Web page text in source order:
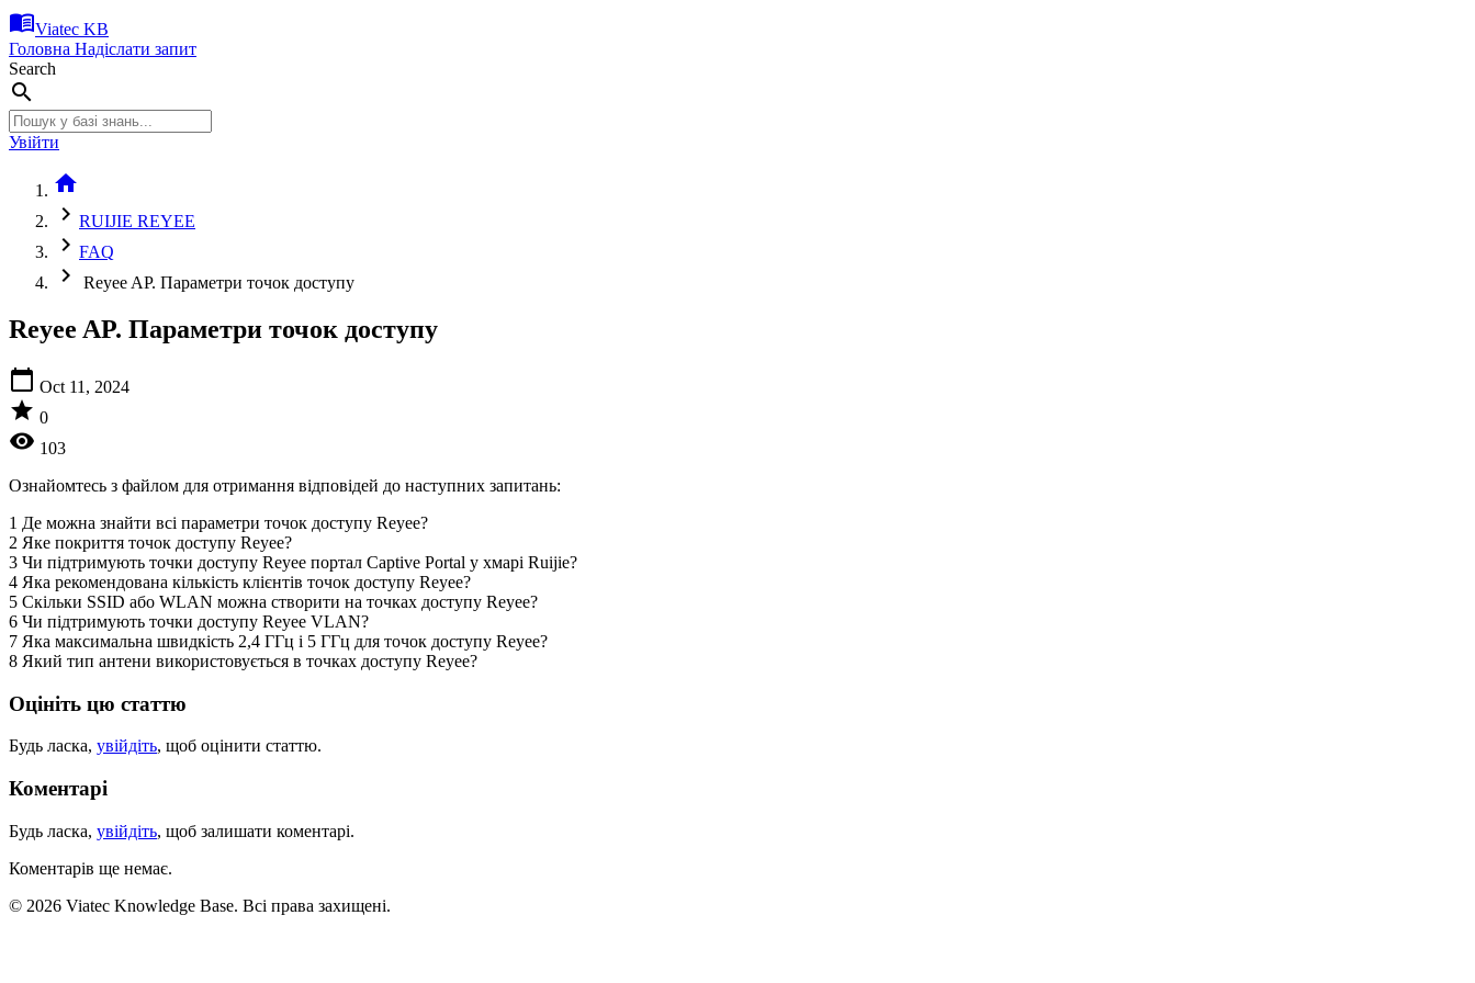
menu_bookViatec KB
Головна Надіслати запит
Search
search
Увійти
home
chevron_right RUIJIE REYEE
chevron_right FAQ
chevron_right Reyee AP. Параметри точок доступу
Reyee AP. Параметри точок доступу
calendar_today Oct 11, 2024
star 0
visibility 103
Ознайомтесь з файлом для отримання відповідей до наступних запитань:
1 Де можна знайти всі параметри точок доступу Reyee?
2 Яке покриття точок доступу Reyee?
3 Чи підтримують точки доступу Reyee портал Captive Portal у хмарі Ruijie?
4 Яка рекомендована кількість клієнтів точок доступу Reyee?
5 Скільки SSID або WLAN можна створити на точках доступу Reyee?
6 Чи підтримують точки доступу Reyee VLAN?
7 Яка максимальна швидкість 2,4 ГГц і 5 ГГц для точок доступу Reyee?
8 Який тип антени використовується в точках доступу Reyee?
Оцініть цю статтю
Будь ласка, увійдіть, щоб оцінити статтю.
Коментарі
Будь ласка, увійдіть, щоб залишати коментарі.
Коментарів ще немає.
© 2026 Viatec Knowledge Base. Всі права захищені.